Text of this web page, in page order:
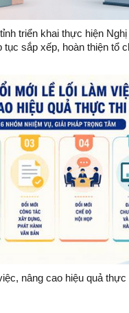
triển khai thực hiện
tục sắp xếp, hoàn thiện tổ
nâng cao hiệu quả thực